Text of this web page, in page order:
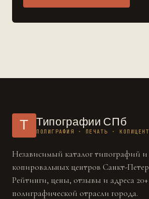
Т Типографии СПб
ПОЛИГРАФИЯ · ПЕЧАТЬ ·
Независимый каталог типографий и
копировальных центров Санкт-
Рейтинги, цены, отзывы и адреса
полиграфической отрасли города.